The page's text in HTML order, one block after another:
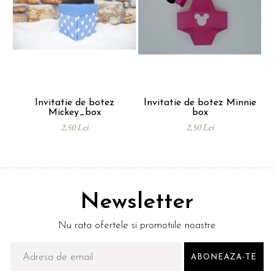
Invitatie de botez
Mickey_box
2,50 Lei
Invitatie de botez Minnie
box
2,50 Lei
Newsletter
Nu rata ofertele si promotiile noastre